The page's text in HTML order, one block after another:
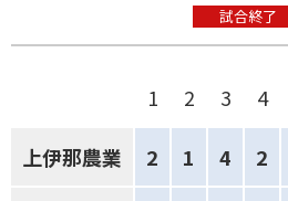
試合終了
1 2 3 4
上伊那農業 2 1 4 2